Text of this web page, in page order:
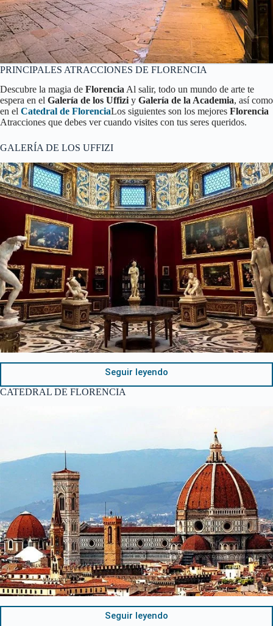
PRINCIPALES ATRACCIONES DE FLORENCIA
Descubre la magia de Florencia Al salir, todo un mundo de arte te
espera en el Galería de los Uffizi y Galería de la Academia, así como
en el Catedral de FlorenciaLos siguientes son los mejores Florencia
Atracciones que debes ver cuando visites con tus seres queridos.
GALERÍA DE LOS UFFIZI
Seguir leyendo
CATEDRAL DE FLORENCIA
Seguir leyendo